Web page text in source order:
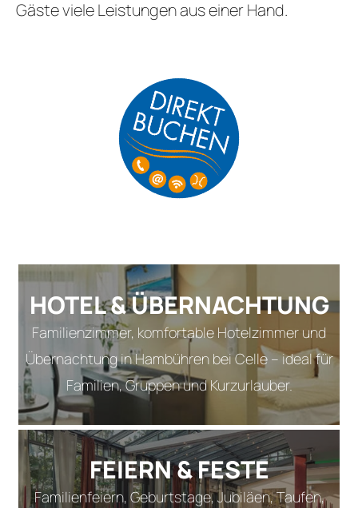
Gäste viele Leistungen aus einer Hand.
HOTEL & ÜBERNACHTUNG
Familienzimmer, komfortable Hotelzimmer und
Übernachtung in Hambühren bei Celle – ideal für
Familien, Gruppen und Kurzurlauber.
FEIERN & FESTE
Familienfeiern, Geburtstage, Jubiläen, Taufen,